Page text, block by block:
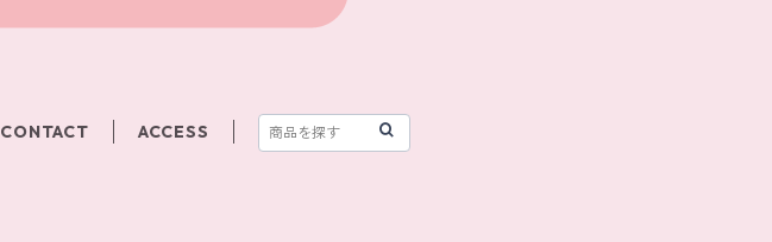
CONTACT ACCESS